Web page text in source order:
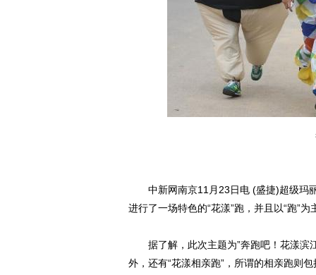
中新网南京11月23日电 (盛捷)超级玛
进行了一场特色的“花漾”跑，并且以“跑”
据了解，此次主题为”奔跑吧！花漾滨
外，还有“花漾相亲跑”，所谓的相亲跑则